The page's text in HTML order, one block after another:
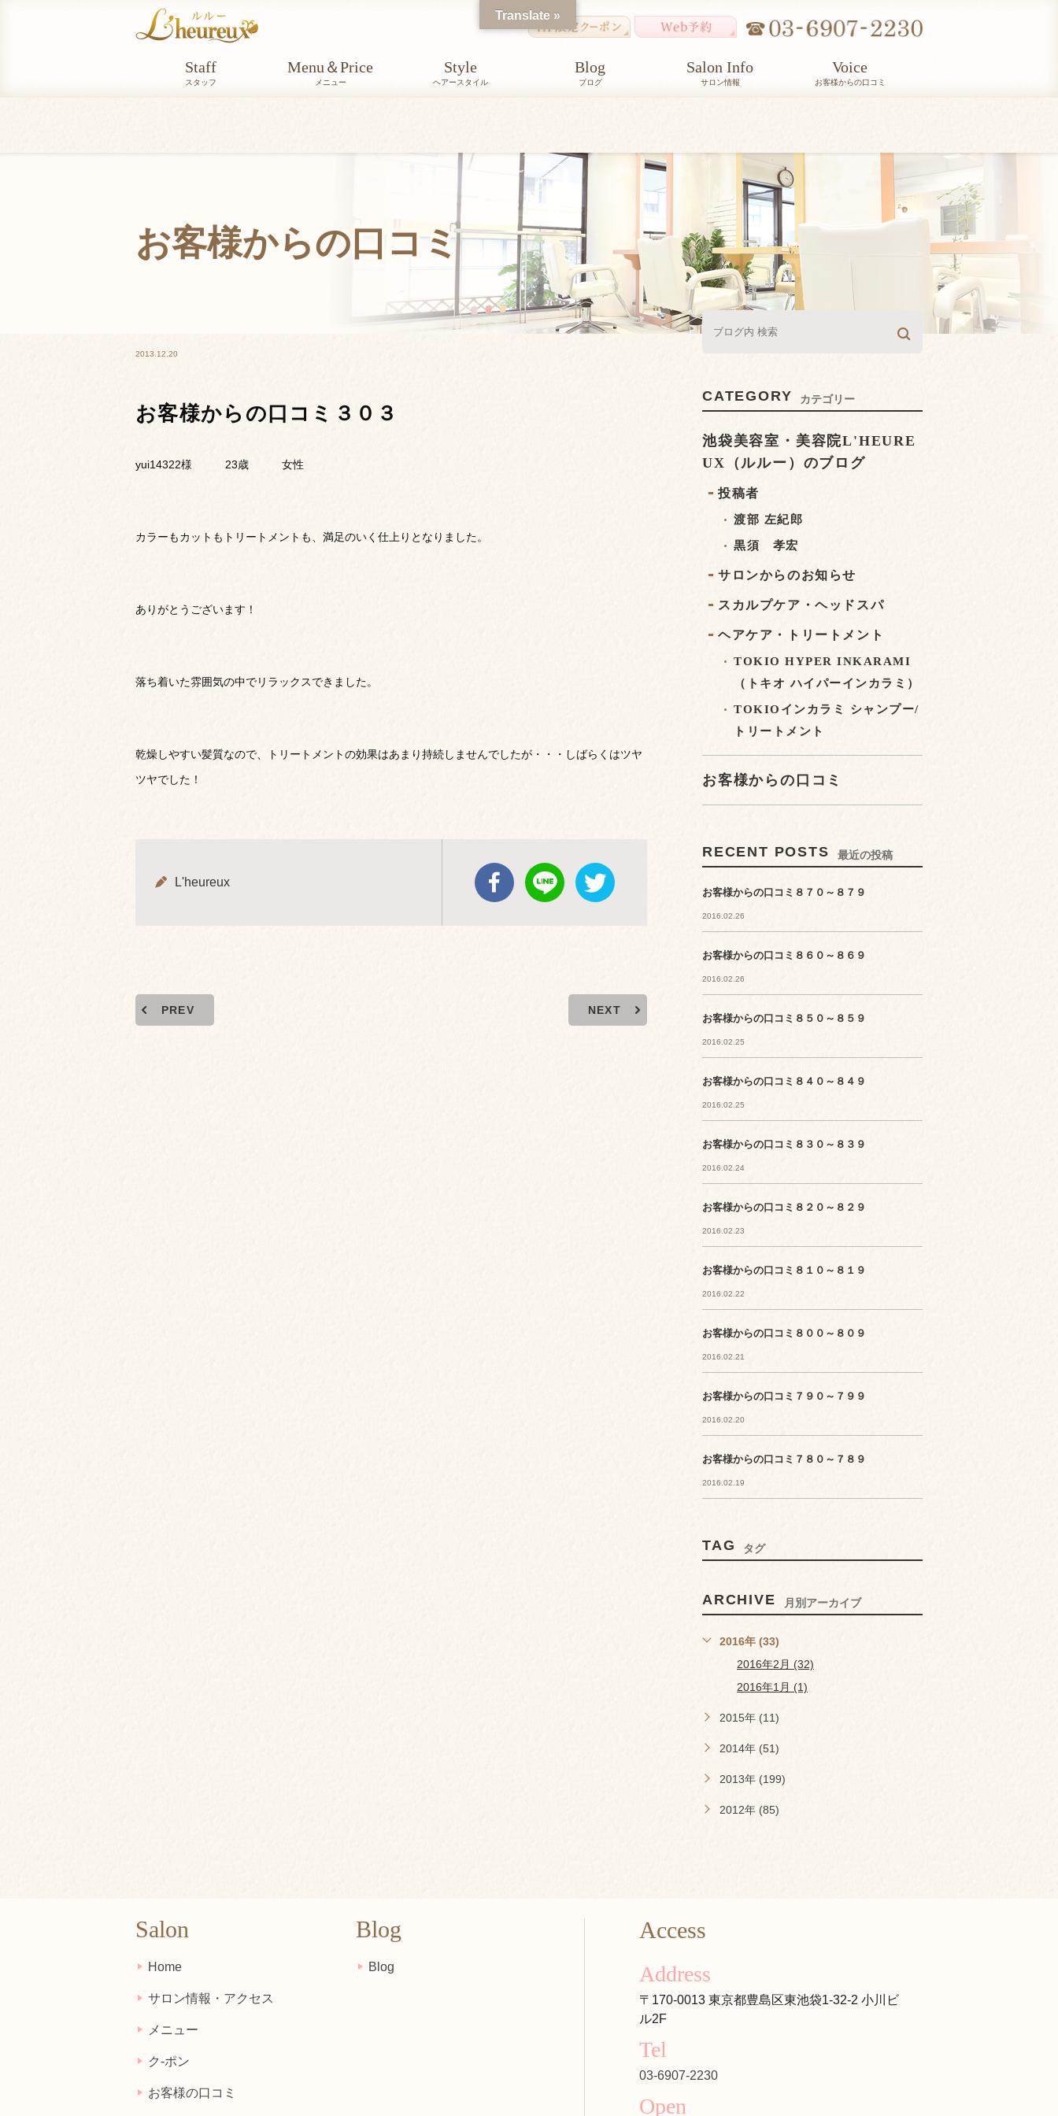
Staff
スタッフ
Menu＆Price
メニュー
Style
ヘアースタイル
Blog
ブログ
Salon Info
サロン情報
Voice
お客様からの口コミ
お客様からの口コミ
2013.12.20
お客様からの口コミ３０３
yui14322様 23歳 女性
カラーもカットもトリートメントも、満足のいく仕上りとなりました。
ありがとうございます！
落ち着いた雰囲気の中でリラックスできました。
乾燥しやすい髪質なので、トリートメントの効果はあまり持続しませんでしたが・・・しばらくはツヤ
ツヤでした！
L'heureux
PREV NEXT
CATEGORY カテゴリー
池袋美容室・美容院L'HEURE
UX（ルルー）のブログ
投稿者
渡部 左紀郎
黒須 孝宏
サロンからのお知らせ
スカルプケア・ヘッドスパ
ヘアケア・トリートメント
TOKIO HYPER INKARAMI
（トキオ ハイパーインカラミ）
TOKIOインカラミ シャンプー/
トリートメント
お客様からの口コミ
RECENT POSTS 最近の投稿
お客様からの口コミ８７０～８７９
2016.02.26
お客様からの口コミ８６０～８６９
2016.02.26
お客様からの口コミ８５０～８５９
2016.02.25
お客様からの口コミ８４０～８４９
2016.02.25
お客様からの口コミ８３０～８３９
2016.02.24
お客様からの口コミ８２０～８２９
2016.02.23
お客様からの口コミ８１０～８１９
2016.02.22
お客様からの口コミ８００～８０９
2016.02.21
お客様からの口コミ７９０～７９９
2016.02.20
お客様からの口コミ７８０～７８９
2016.02.19
TAG タグ
ARCHIVE 月別アーカイブ
2016年 (33)
2016年2月 (32)
2016年1月 (1)
2015年 (11)
2014年 (51)
2013年 (199)
2012年 (85)
Salon
Home
サロン情報・アクセス
メニュー
ク-ポン
お客様の口コミ
Blog
Blog
Access
Address
〒170-0013 東京都豊島区東池袋1-32-2 小川ビ
ル2F
Tel
03-6907-2230
Open
Translate »